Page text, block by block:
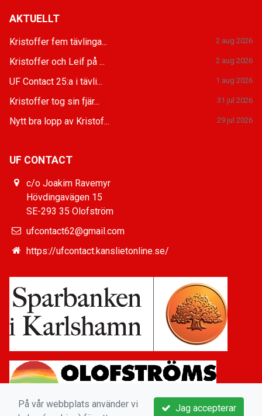
AKTUELLT
Kristoffer fem tävlinga... 2 aug 2026
Kristoffer och Leif på ... 2 aug 2026
UF Contact 25:a i tävli... 1 aug 2026
Kristoffer tog sin fjär... 31 jul 2026
Nytt bra lopp av Kristof... 29 jul 2026
UF CONTACT
c/o Joakim Ravemyr
Hövdingavägen 15
SE-293 35 Olofström
ufcontact62@gmail.com
https://ufcontact.kanslietonline.se/
Jag accepterar
På vår webbplats använder vi